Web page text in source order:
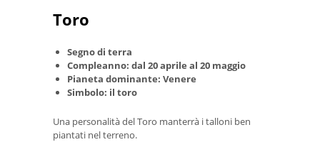
Toro
Segno di terra
Compleanno: dal 20 aprile al 20 maggio
Pianeta dominante: Venere
Simbolo: il toro
Una personalità del Toro manterrà i talloni ben
piantati nel terreno.